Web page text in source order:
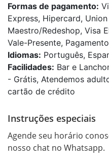
Formas de pagamento:
Express, Hipercard,
Maestro/Redeshop, Visa
Vale-Presente,
Idiomas: Português,
Facilidades: Bar e
- Grátis, Atendemos
cartão de crédito
Instruções especiais
Agende seu horário
nosso chat no Whatsapp.